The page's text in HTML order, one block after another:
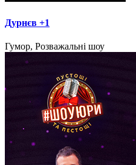
Дурнєв +1
Гумор, Розважальні шоу